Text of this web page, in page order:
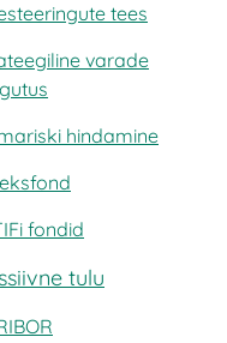
tees
varade
hindamine
fondid
tulu